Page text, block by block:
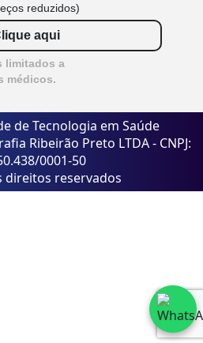
reduzidos)
aqui
limitados a
médicos.
de Tecnologia em Saúde
Ribeirão Preto LTDA - CNPJ:
0001-50
direitos reservados